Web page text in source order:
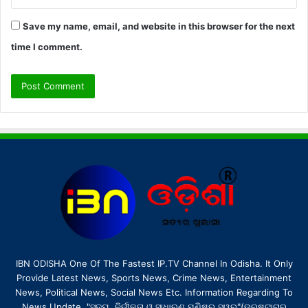
Save my name, email, and website in this browser for the next
time I comment.
IBN ODISHA One Of The Fastest IP.TV Channel In Odisha. It Only
Provide Latest News, Sports News, Crime News, Entertainment
News, Political News, Social News Etc. Information Regarding To